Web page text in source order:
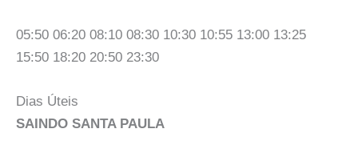
05:50 06:20 08:10 08:30 10:30 10:55 13:00 13:25
15:50 18:20 20:50 23:30
Dias Úteis
SAINDO SANTA PAULA